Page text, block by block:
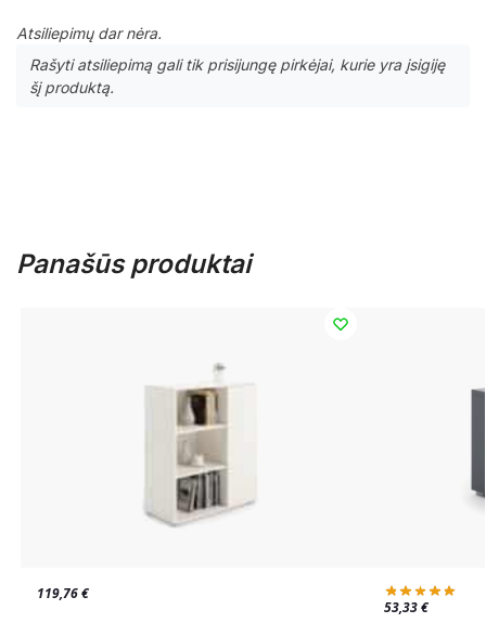
Atsiliepimų dar nėra.
Rašyti atsiliepimą gali tik prisijungę pirkėjai, kurie yra įsigiję
šį produktą.
Panašūs produktai
119,76€
53,33€